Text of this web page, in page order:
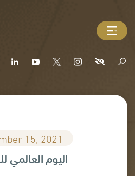
15, 2021
اليوم العالمي